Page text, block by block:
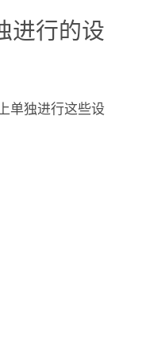
进行的设
单独进行这些设